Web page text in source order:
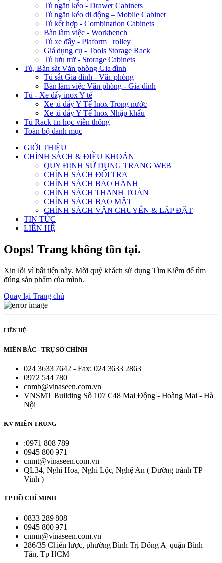
Tủ ngăn kéo - Drawer Cabinets
Tủ ngăn kéo di động – Mobile Cabinet
Tủ kết hợp - Combination Cabinets
Bàn làm việc - Workbench
Tủ xe đẩy - Plaform Trolley
Giá dụng cụ - Tools Storage Rack
Tủ lưu trữ - Storage Cabinets
Tủ, Bàn sắt Văn phòng Gia đình
Tủ sắt Gia đình - Văn phòng
Bàn làm việc Văn phòng - Gia đình
Tủ - Xe đẩy inox Y tế
Xe tủ đẩy Y Tế Inox Trong nước
Xe tủ đẩy Y Tế Inox Nhập khẩu
Tủ Rack tin học viễn thông
Toàn bộ danh mục
GIỚI THIỆU
CHÍNH SÁCH & ĐIỀU KHOẢN
QUY ĐỊNH SỬ DỤNG TRANG WEB
CHÍNH SÁCH ĐỔI TRẢ
CHÍNH SÁCH BẢO HÀNH
CHÍNH SÁCH THANH TOÁN
CHÍNH SÁCH BẢO MẬT
CHÍNH SÁCH VẬN CHUYỂN & LẮP ĐẶT
TIN TỨC
LIÊN HỆ
Oops! Trang không tồn tại.
Xin lỗi vì bất tiện này. Mời quý khách sử dụng Tìm Kiếm để tìm
đúng sản phẩm của mình.
Quay lại Trang chủ
LIÊN HỆ
MIỀN BẮC - TRỤ SỞ CHÍNH
024 3633 7642 - Fax: 024 3633 2863
0972 544 780
cnmb@vinaseen.com.vn
VNSMT Building Số 107 C48 Mai Động - Hoàng Mai - Hà
Nội
KV MIỀN TRUNG
:0971 808 789
0945 800 971
cnmt@vinaseen.com.vn
QL34, Nghi Hoa, Nghi Lộc, Nghệ An ( Đường tránh TP
Vinh )
TP HỒ CHÍ MINH
0833 289 808
0945 800 971
cnmn@vinaseen.com.vn
286/35 Chiến lược, phường Bình Trị Đông A, quận Bình
Tân, Tp HCM